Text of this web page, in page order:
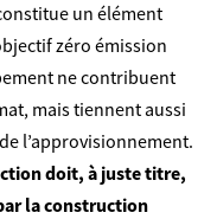
un élément
zéro émission
ne contribuent
mais tiennent aussi
l’approvisionnement.
doit, à juste titre,
la construction